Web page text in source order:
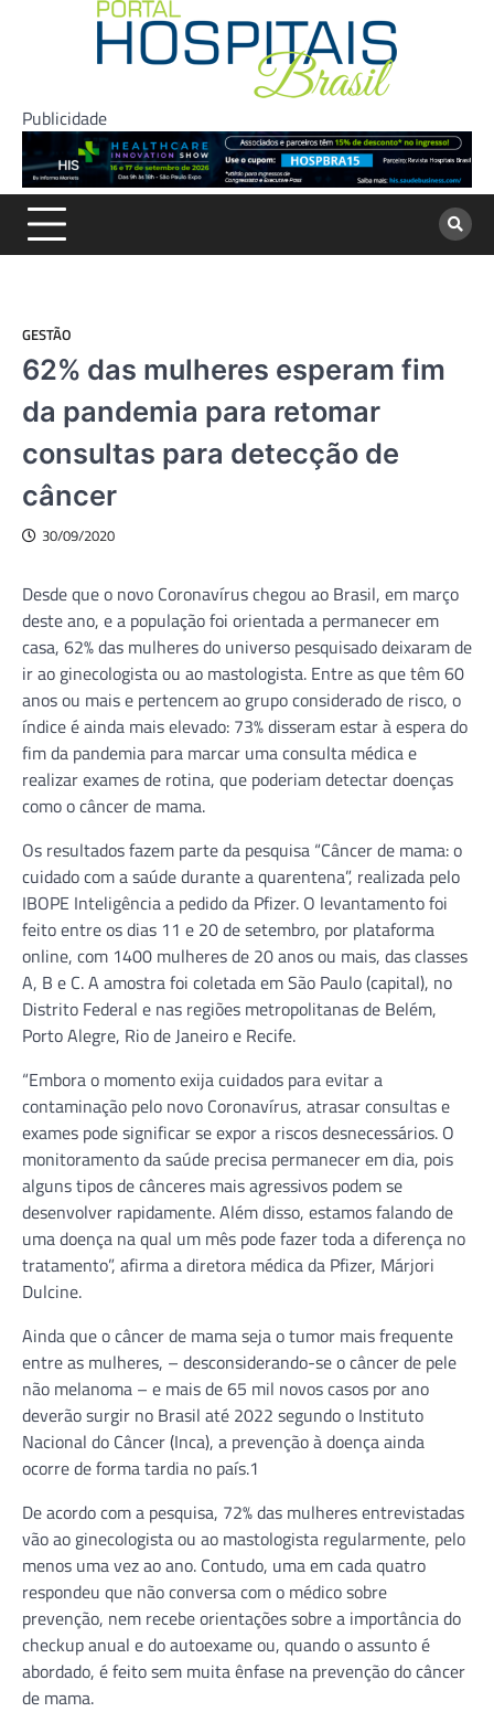
Publicidade
GESTÃO
62% das mulheres esperam fim
da pandemia para retomar
consultas para detecção de
câncer
30/09/2020
Desde que o novo Coronavírus chegou ao Brasil, em março
deste ano, e a população foi orientada a permanecer em
casa, 62% das mulheres do universo pesquisado deixaram de
ir ao ginecologista ou ao mastologista. Entre as que têm 60
anos ou mais e pertencem ao grupo considerado de risco, o
índice é ainda mais elevado: 73% disseram estar à espera do
fim da pandemia para marcar uma consulta médica e
realizar exames de rotina, que poderiam detectar doenças
como o câncer de mama.
Os resultados fazem parte da pesquisa “Câncer de mama: o
cuidado com a saúde durante a quarentena”, realizada pelo
IBOPE Inteligência a pedido da Pfizer. O levantamento foi
feito entre os dias 11 e 20 de setembro, por plataforma
online, com 1400 mulheres de 20 anos ou mais, das classes
A, B e C. A amostra foi coletada em São Paulo (capital), no
Distrito Federal e nas regiões metropolitanas de Belém,
Porto Alegre, Rio de Janeiro e Recife.
“Embora o momento exija cuidados para evitar a
contaminação pelo novo Coronavírus, atrasar consultas e
exames pode significar se expor a riscos desnecessários. O
monitoramento da saúde precisa permanecer em dia, pois
alguns tipos de cânceres mais agressivos podem se
desenvolver rapidamente. Além disso, estamos falando de
uma doença na qual um mês pode fazer toda a diferença no
tratamento”, afirma a diretora médica da Pfizer, Márjori
Dulcine.
Ainda que o câncer de mama seja o tumor mais frequente
entre as mulheres, – desconsiderando-se o câncer de pele
não melanoma – e mais de 65 mil novos casos por ano
deverão surgir no Brasil até 2022 segundo o Instituto
Nacional do Câncer (Inca), a prevenção à doença ainda
ocorre de forma tardia no país.1
De acordo com a pesquisa, 72% das mulheres entrevistadas
vão ao ginecologista ou ao mastologista regularmente, pelo
menos uma vez ao ano. Contudo, uma em cada quatro
respondeu que não conversa com o médico sobre
prevenção, nem recebe orientações sobre a importância do
checkup anual e do autoexame ou, quando o assunto é
abordado, é feito sem muita ênfase na prevenção do câncer
de mama.